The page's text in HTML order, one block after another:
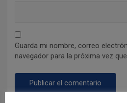
Guarda mi nombre, correo
navegador para la próxima vez